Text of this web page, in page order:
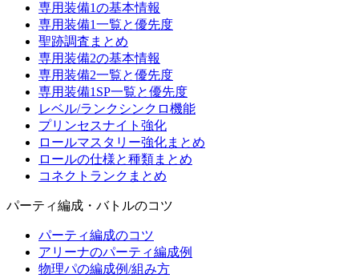
専用装備1の基本情報
専用装備1一覧と優先度
聖跡調査まとめ
専用装備2の基本情報
専用装備2一覧と優先度
専用装備1SP一覧と優先度
レベル/ランクシンクロ機能
プリンセスナイト強化
ロールマスタリー強化まとめ
ロールの仕様と種類まとめ
コネクトランクまとめ
パーティ編成・バトルのコツ
パーティ編成のコツ
アリーナのパーティ編成例
物理パの編成例/組み方